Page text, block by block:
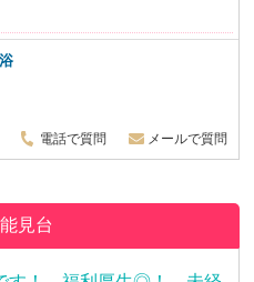
電話で質問 メールで質問
見台